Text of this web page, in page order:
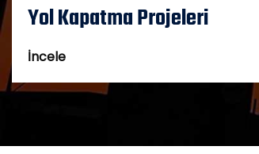
Yol Kapatma Projeleri
İncele